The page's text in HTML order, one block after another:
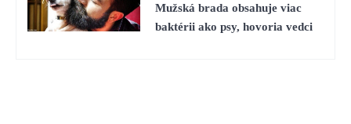
Mužská brada obsahuje viac
baktérii ako psy, hovoria vedci